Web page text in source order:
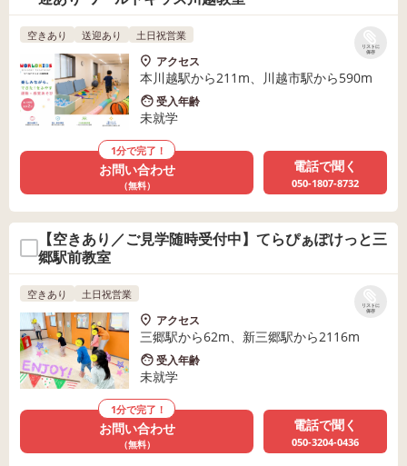
リストに
保存
空きあり 送迎あり 土日祝営業
アクセス
本川越駅から211m、川越市駅から590m
受入年齢
未就学
1分で完了！
お問い合わせ
（無料）
電話で聞く
050-1807-8732
【空きあり／ご見学随時受付中】てらぴぁぽけっと三
郷駅前教室
リストに
保存
空きあり 土日祝営業
アクセス
三郷駅から62m、新三郷駅から2116m
受入年齢
未就学
1分で完了！
お問い合わせ
（無料）
電話で聞く
050-3204-0436